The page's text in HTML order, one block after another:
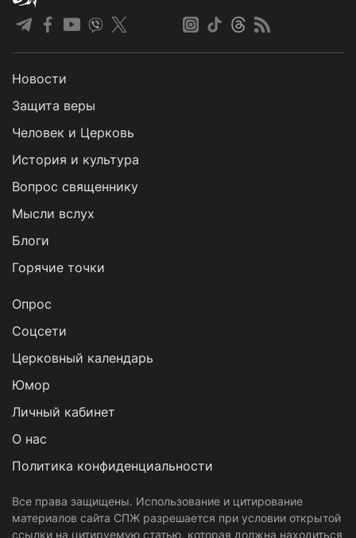
Новости
Защита веры
Человек и Церковь
История и культура
Вопрос священнику
Мысли вслух
Блоги
Горячие точки
Опрос
Cоцсети
Церковный календарь
Юмор
Личный кабинет
О нас
Политика конфиденциальности
Все права защищены. Использование и цитирование
материалов сайта СПЖ разрешается при условии открытой
ссылки на цитируемую статью, которая должна находиться